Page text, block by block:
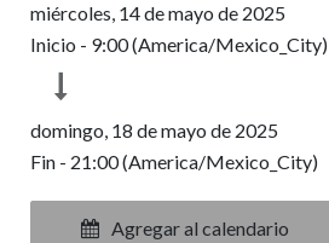
miércoles, 14 de mayo de 2025
Inicio - 9:00(America/Mexico_City)
domingo, 18 de mayo de 2025
Fin - 21:00(America/Mexico_City)
Agregar al calendario